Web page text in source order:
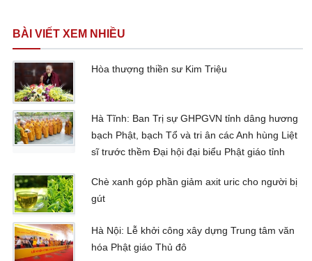
BÀI VIẾT XEM NHIỀU
Hòa thượng thiền sư Kim Triệu
Hà Tĩnh: Ban Trị sự GHPGVN tỉnh dâng hương
bạch Phật, bạch Tổ và tri ân các Anh hùng Liệt
sĩ trước thềm Đại hội đại biểu Phật giáo tỉnh
Chè xanh góp phần giảm axit uric cho người bị
gút
Hà Nội: Lễ khởi công xây dựng Trung tâm văn
hóa Phật giáo Thủ đô